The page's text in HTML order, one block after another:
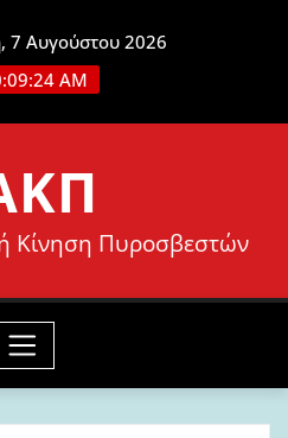
7 Αυγούστου 2026
AM
Κίνηση Πυροσβεστών